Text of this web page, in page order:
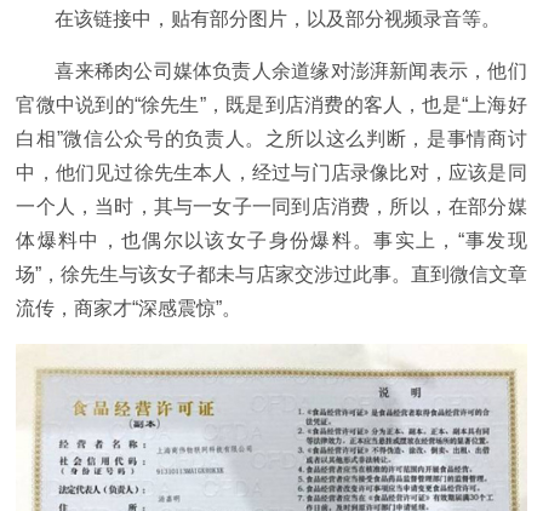
在该链接中，贴有部分图片，以及部分视频录音等。
喜来稀肉公司媒体负责人余道缘对澎湃新闻表示，他们
官微中说到的“徐先生”，既是到店消费的客人，也是“上海好
白相”微信公众号的负责人。之所以这么判断，是事情商讨
中，他们见过徐先生本人，经过与门店录像比对，应该是同
一个人，当时，其与一女子一同到店消费，所以，在部分媒
体爆料中，也偶尔以该女子身份爆料。事实上，“事发现
场”，徐先生与该女子都未与店家交涉过此事。直到微信文章
流传，商家才“深感震惊”。